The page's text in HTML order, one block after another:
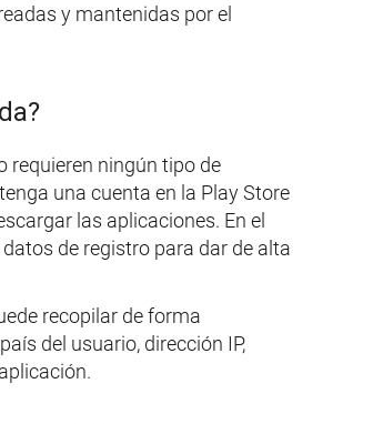
y mantenidas por el
requieren ningún tipo de
una cuenta en la Play Store
las aplicaciones. En el
de registro para dar de alta
recopilar de forma
del usuario, dirección IP,